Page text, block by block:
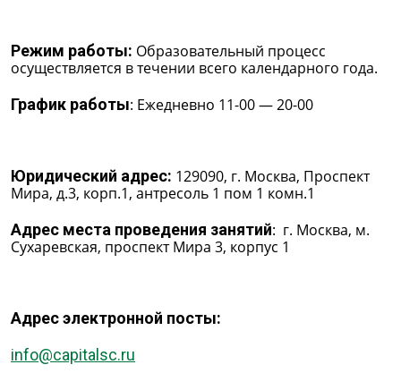
Режим работы: Образовательный процесс
осуществляется в течении всего календарного года.
График работы: Ежедневно 11-00 — 20-00
Юридический адрес: 129090, г. Москва, Проспект
Мира, д.3, корп.1, антресоль 1 пом 1 комн.1
Адрес места проведения занятий: г. Москва, м.
Сухаревская, проспект Мира 3, корпус 1
Адрес электронной посты:
info@capitalsc.ru